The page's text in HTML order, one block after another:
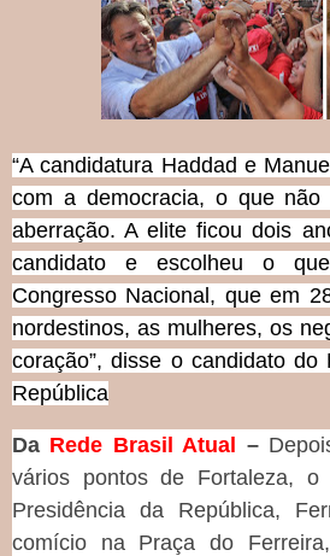
“A candidatura Haddad e
com a democracia, o que não
aberração. A elite ficou dois
candidato e escolheu o
Congresso Nacional, que em
nordestinos, as mulheres, os
coração”, disse o candidato
República
Da Rede Brasil Atual –
vários pontos de Fortaleza,
Presidência da República,
comício na Praça do